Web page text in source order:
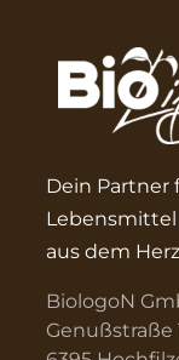
Dein Partner
Lebensmittel
aus dem
BiologoN
Genußstraße